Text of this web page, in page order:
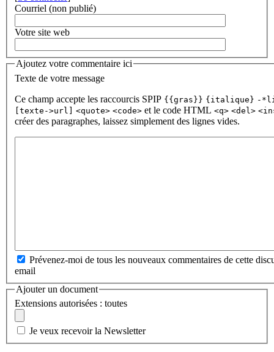
Courriel (non publié)
Votre site web
Ajoutez votre commentaire ici
Texte de votre message
Ce champ accepte les raccourcis SPIP {{gras}} {italique} -
[texte->url] <quote> <code> et le code HTML <q> <del>
créer des paragraphes, laissez simplement des lignes vides.
Prévenez-moi de tous les nouveaux commentaires de cette
email
Ajouter un document
Extensions autorisées : toutes
Je veux recevoir la Newsletter